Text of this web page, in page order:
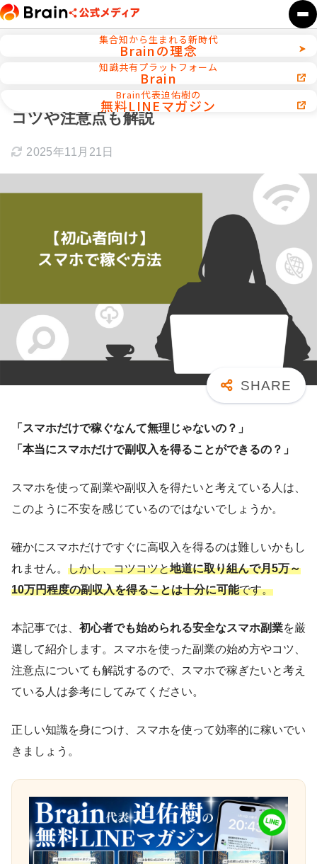
集合知から生まれる新時代
Brainの理念
知識共有プラットフォーム
Brain
Brain代表迫佑樹の
無料LINEマガジン
【初心者向け】スマホで稼ぐ方法10選！
コツや注意点も解説
2025年11月21日
「スマホだけで稼ぐなんて無理じゃないの？」
「本当にスマホだけで副収入を得ることができるの？」
スマホを使って副業や副収入を得たいと考えている人は、
このように不安を感じているのではないでしょうか。
確かにスマホだけですぐに高収入を得るのは難しいかもし
れません。 しかし、コツコツと地道に取り組んで月5万～
10万円程度の副収入を得ることは十分に可能です。
本記事では、 初心者でも始められる安全なスマホ副業を厳
選して紹介します。スマホを使った副業の始め方やコツ、
注意点についても解説するので、スマホで稼ぎたいと考え
ている人は参考にしてみてください。
正しい知識を身につけ、スマホを使って効率的に稼いでい
きましょう。